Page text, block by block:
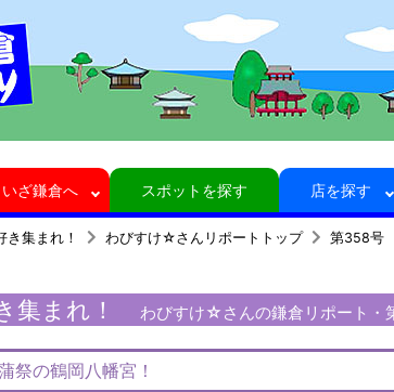
いざ鎌倉へ スポットを探す 店を探す
き集まれ！ わびすけ☆さんリポートトップ 第358号
集まれ！ わびすけ☆さんの鎌倉リポート・
祭の鶴岡八幡宮！